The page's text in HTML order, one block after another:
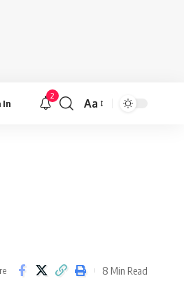
In
2
Font
Aa
8 Min Read